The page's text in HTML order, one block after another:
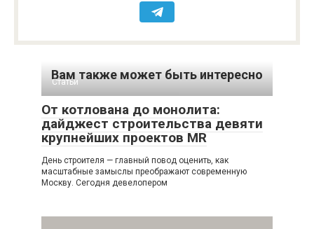
Вам также может быть интересно
Статьи
От котлована до монолита:
дайджест строительства девяти
крупнейших проектов MR
День строителя — главный повод оценить, как
масштабные замыслы преображают современную
Москву. Сегодня девелопером